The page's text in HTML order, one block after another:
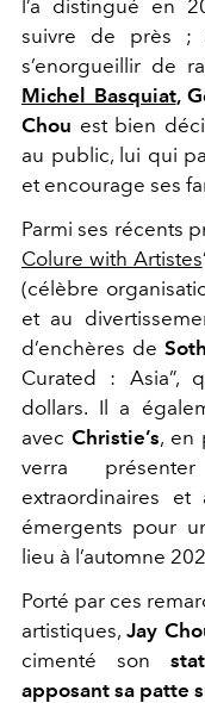
l’a distingué en
suivre de près ;
s’enorgueillir de
Michel Basquiat,
Chou est bien
au public, lui qui
et encourage ses
Parmi ses récents
Colure with Artistes
(célèbre
et au
d’enchères de
Curated : Asia”,
dollars. Il a
avec Christie’s, en
verra
extraordinaires et
émergents pour
lieu à l’automne
Porté par ces
artistiques,Jay
cimenté son
apposant sa patte